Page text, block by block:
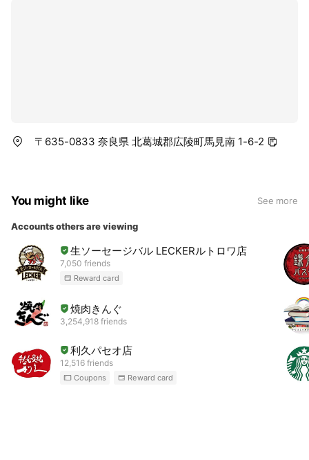
〒635-0833 奈良県 北葛城郡広陵町馬見南 1-6-2
You might like See more
Accounts others are viewing
生ソーセージバル LECKERルトロワ店
7,050 friends
Reward card
焼肉きんぐ
3,254,918 friends
利久パセオ店
12,516 friends
Coupons Reward card